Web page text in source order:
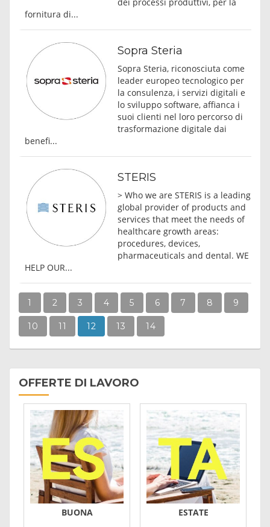
fornitura di...
Sopra Steria
Sopra Steria, riconosciuta come
leader europeo tecnologico per
la consulenza, i servizi digitali e
lo sviluppo software, affianca i
suoi clienti nel loro percorso di
trasformazione digitale dai
benefi...
STERIS
> Who we are STERIS is a leading
global provider of products and
services that meet the needs of
healthcare growth areas:
procedures, devices,
pharmaceuticals and dental. WE
HELP OUR...
1 2 3 4 5 6 7 8 9
10 11 12 13 14
OFFERTE DI LAVORO
BUONA ESTATE